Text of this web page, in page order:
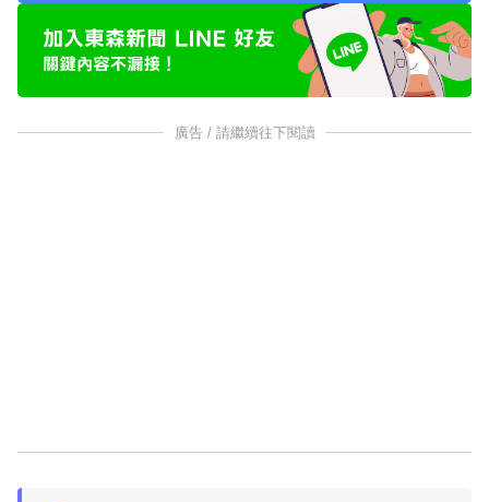
廣告 / 請繼續往下閱讀